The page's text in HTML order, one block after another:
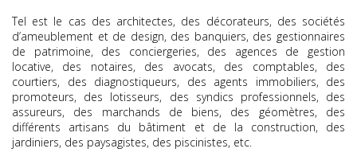
Tel est le cas des architectes, des décorateurs, des sociétés
d’ameublement et de design, des banquiers, des gestionnaires
de patrimoine, des conciergeries, des agences de gestion
locative, des notaires, des avocats, des comptables, des
courtiers, des diagnostiqueurs, des agents immobiliers, des
promoteurs, des lotisseurs, des syndics professionnels, des
assureurs, des marchands de biens, des géomètres, des
différents artisans du bâtiment et de la construction, des
jardiniers, des paysagistes, des piscinistes, etc.